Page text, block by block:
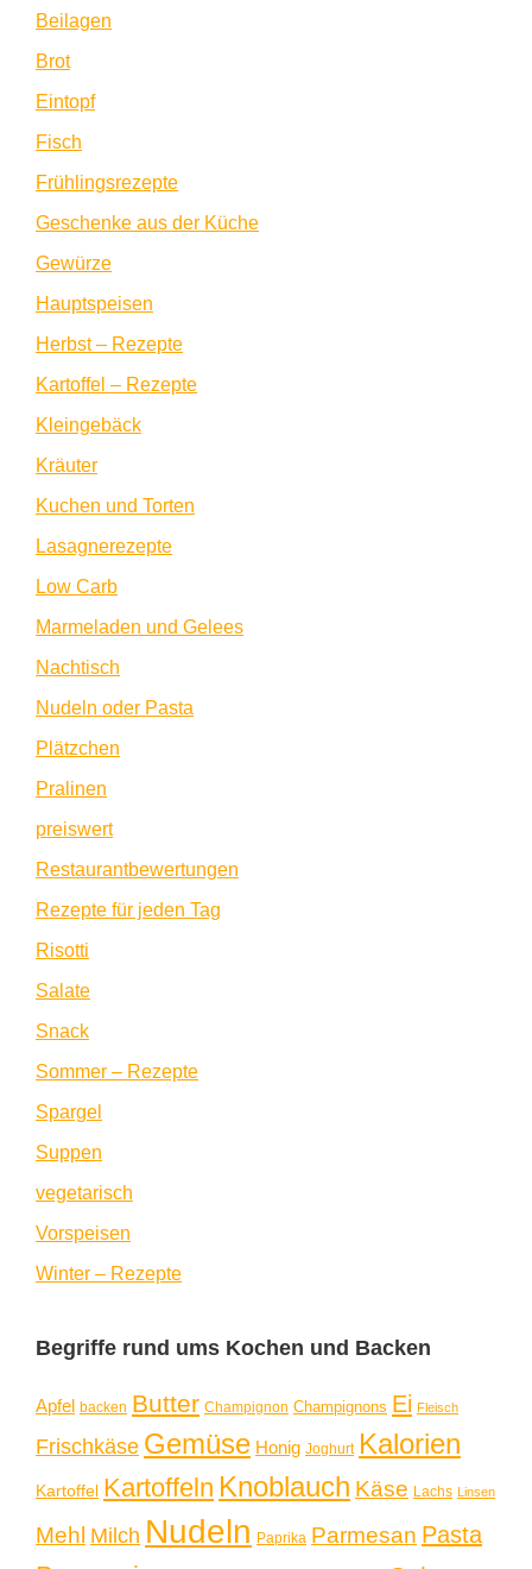
Beilagen
Brot
Eintopf
Fisch
Frühlingsrezepte
Geschenke aus der Küche
Gewürze
Hauptspeisen
Herbst – Rezepte
Kartoffel – Rezepte
Kleingebäck
Kräuter
Kuchen und Torten
Lasagnerezepte
Low Carb
Marmeladen und Gelees
Nachtisch
Nudeln oder Pasta
Plätzchen
Pralinen
preiswert
Restaurantbewertungen
Rezepte für jeden Tag
Risotti
Salate
Snack
Sommer – Rezepte
Spargel
Suppen
vegetarisch
Vorspeisen
Winter – Rezepte
Begriffe rund ums Kochen und Backen
Apfel backen Butter Champignon Champignons Ei Fleisch
Frischkäse Gemüse Honig Joghurt Kalorien
Kartoffel Kartoffeln Knoblauch Käse Lachs Linsen
Mehl Milch Nudeln Paprika Parmesan Pasta